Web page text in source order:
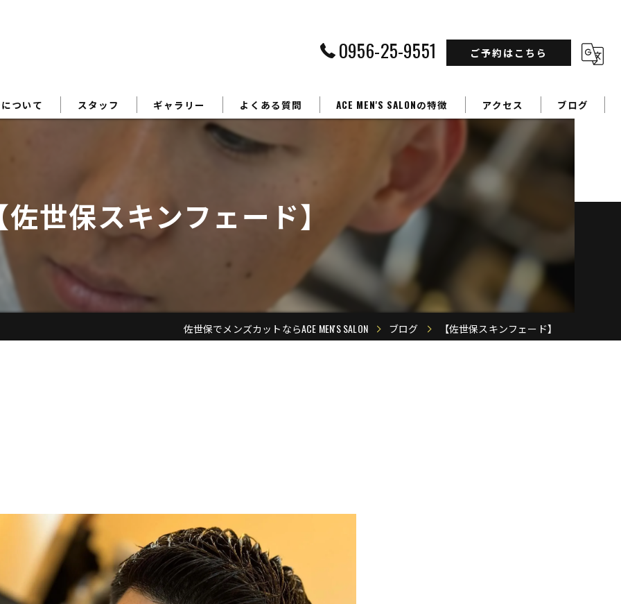
0956-25-9551 ご予約はこちら
ついて スタッフ ギャラリー よくある質問 ACE MEN'S SALONの特徴
学生
ビジネスマン
アクセス ブログ
佐世保スキンフェード】
佐世保でメンズカットならACE MEN'S SALON ブログ 【佐世保スキンフェード】